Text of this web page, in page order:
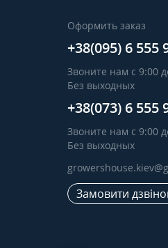
Оформить заказ
+38(095) 6 555
Звоните нам с 9:00
Без выходных
+38(073) 6 555
Звоните нам с 9:00
Без выходных
Замовити